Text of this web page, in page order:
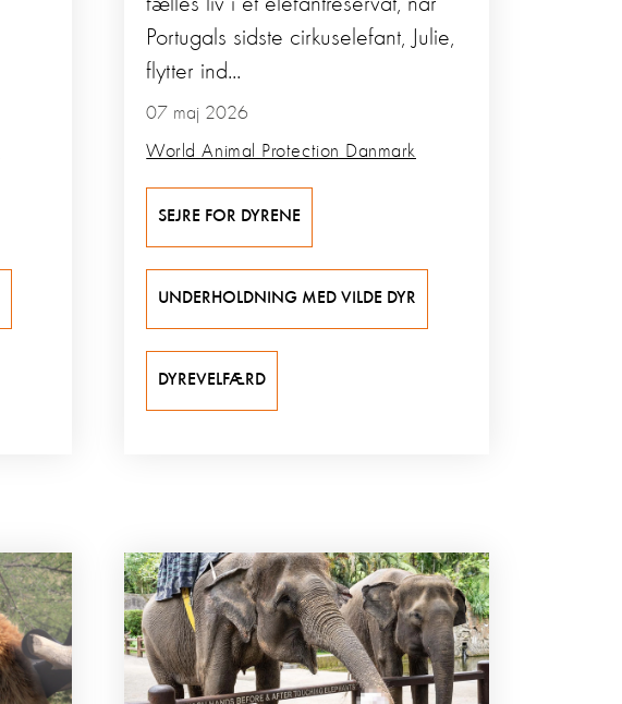
07 maj 2026
World Animal Protection Danmark
Portugals sidste cirkuselefant, Julie,
flytter ind...
SEJRE FOR DYRENE
UNDERHOLDNING MED VILDE DYR
DYREVELFÆRD